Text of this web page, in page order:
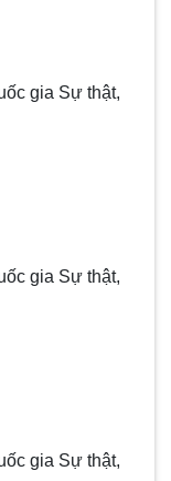
gia Sự thật,
gia Sự thật,
gia Sự thật,